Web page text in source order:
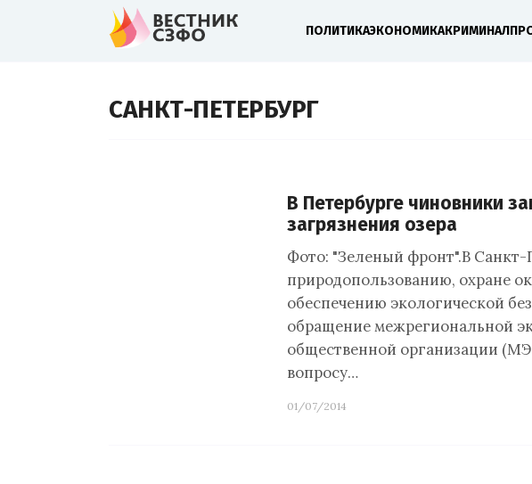
ПОЛИТИКАЭКОНОМИКАКРИМИНАЛ
САНКТ-ПЕТЕРБУРГ
В Петербурге чиновники
загрязнения озера
Фото: "Зеленый фронт".В Санкт-
природопользованию, охране
обеспечению экологической
обращение межрегиональной
общественной организации
вопросу…
01/07/2014